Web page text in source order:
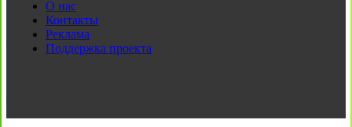
О нас
Контакты
Реклама
Поддержка проекта